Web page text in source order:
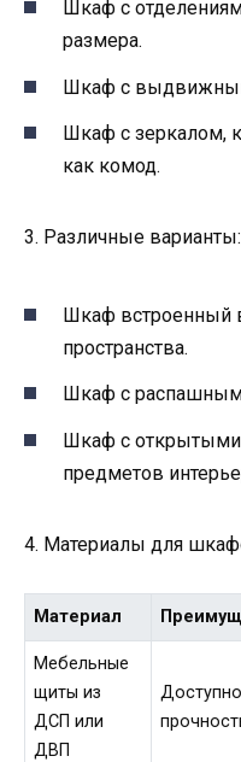
Шкаф с
размера.
Шкаф с
Шкаф с зеркалом,
как комод.
3. Различные варианты:
Шкаф встроенный
пространства.
Шкаф с
Шкаф с
предметов
4. Материалы для
Материал
Мебельные
щиты из
ДСП или
ДВП